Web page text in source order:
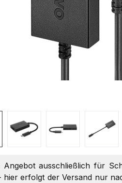
Angebot ausschließlich für
hier erfolgt der Versand nur